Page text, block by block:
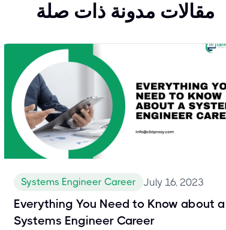
مقالات مدونة ذات صلة
Systems Engineer Career July 16, 2023
Everything You Need to Know about a
Systems Engineer Career